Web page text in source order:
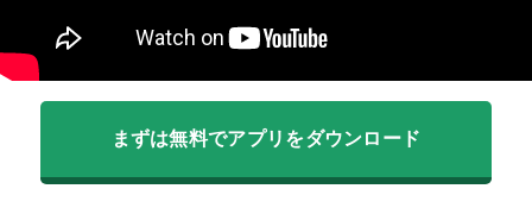
まずは無料でアプリをダウンロード